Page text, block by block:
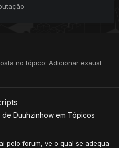
no tópico: Adicionar exaust
de Duuhzinhow em Tópicos
pelo forum, ve o qual se adequa